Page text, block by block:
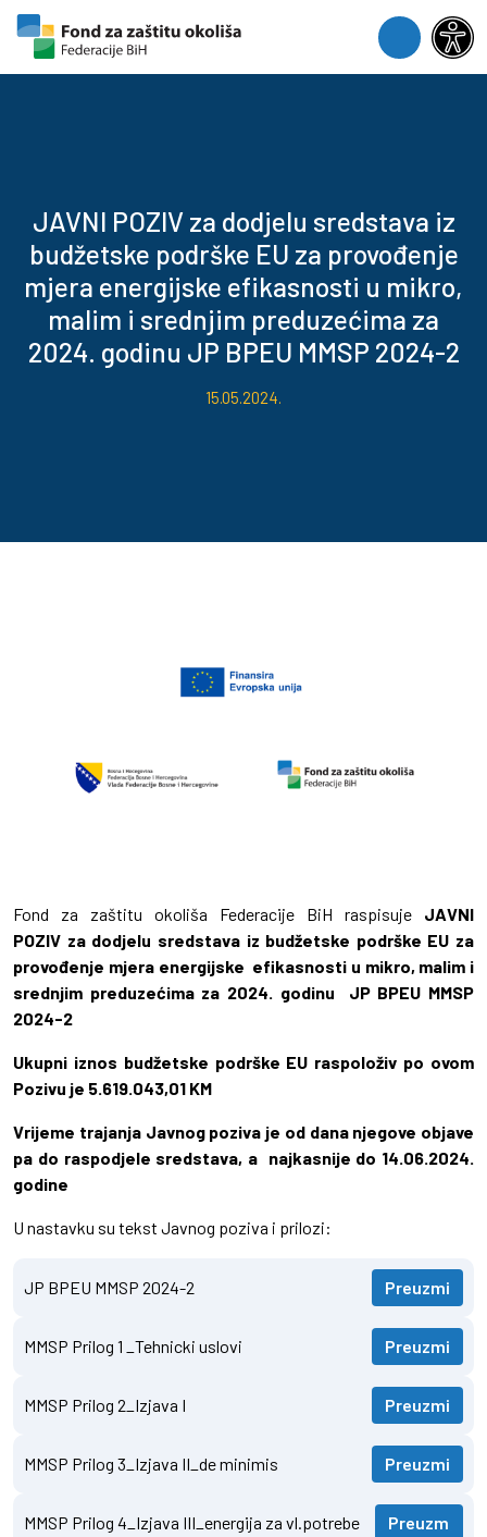
Skip to content
Skip to footer
Menu
JAVNI POZIV za dodjelu sredstava iz
budžetske podrške EU za provođenje
mjera energijske efikasnosti u mikro,
malim i srednjim preduzećima za
2024. godinu JP BPEU MMSP 2024-2
15.05.2024.
Fond za zaštitu okoliša Federacije BiH raspisuje JAVNI
POZIV za dodjelu sredstava iz budžetske podrške EU za
provođenje mjera energijske efikasnosti u mikro, malim i
srednjim preduzećima za 2024. godinu JP BPEU MMSP
2024-2
Ukupni iznos budžetske podrške EU raspoloživ po ovom
Pozivu je 5.619.043,01 KM
Vrijeme trajanja Javnog poziva je od dana njegove objave
pa do raspodjele sredstava, a najkasnije do 14.06.2024.
godine
U nastavku su tekst Javnog poziva i prilozi:
JP BPEU MMSP 2024-2 Preuzmi
MMSP Prilog 1 _Tehnicki uslovi Preuzmi
MMSP Prilog 2_Izjava I Preuzmi
MMSP Prilog 3_Izjava II_de minimis Preuzmi
MMSP Prilog 4_Izjava III_energija za vl.potrebe
Preuzm